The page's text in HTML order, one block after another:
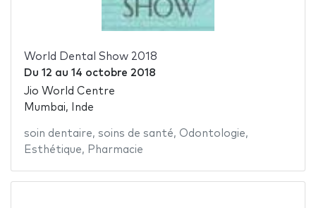
World Dental Show 2018
Du 12 au 14 octobre 2018
Jio World Centre
Mumbai, Inde
soin dentaire, soins de santé, Odontologie,
Esthétique, Pharmacie